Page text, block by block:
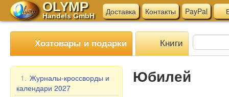
OLYMP
Handels GmbH Доставка Контакты PayPal
Хозтовары и подарки Книги
1. Журналы-кроссворды и
календари 2027
Юбилей